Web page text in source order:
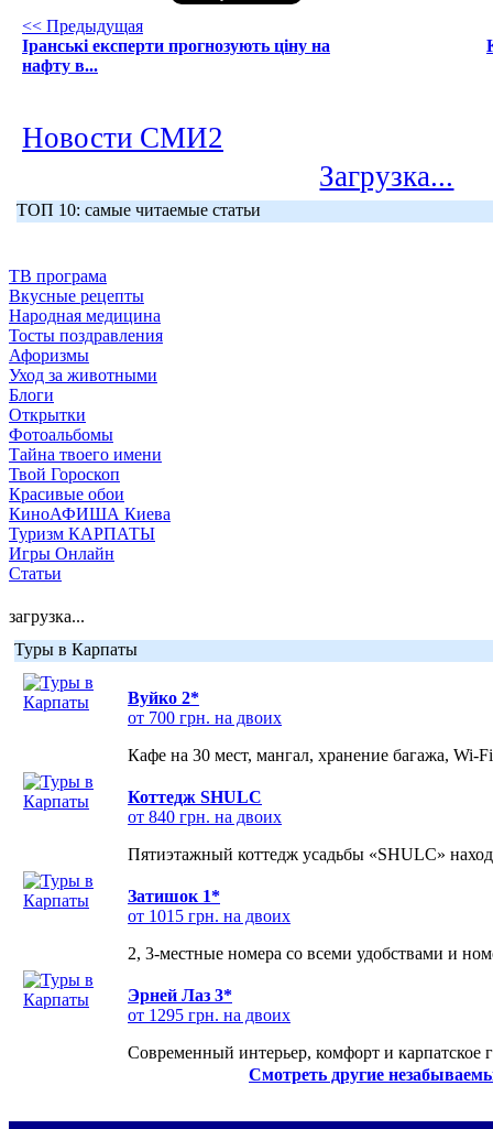
<< Предыдущая
Іранські експерти прогнозують ціну на
нафту в...
Новости СМИ2
Загрузка...
ТОП 10: самые читаемые статьи
ТВ програма
Вкусные рецепты
Народная медицина
Тосты поздравления
Афоризмы
Уход за животными
Блоги
Открытки
Фотоальбомы
Тайна твоего имени
Твой Гороскоп
Красивые обои
КиноАФИША Киева
Туризм КАРПАТЫ
Игры Онлайн
Статьи
загрузка...
Туры в Карпаты
Вуйко 2*
от 700 грн. на двоих
Кафе на 30 мест, мангал, хранение багажа, Wi-
Коттедж SHULC
от 840 грн. на двоих
Пятиэтажный коттедж усадьбы «SHULC»
Затишок 1*
от 1015 грн. на двоих
2, 3-местные номера со всеми удобствами и
Эрней Лаз 3*
от 1295 грн. на двоих
Современный интерьер, комфорт и карпатское
Смотреть другие